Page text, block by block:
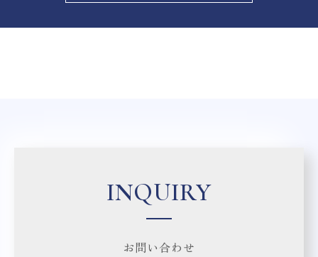
INQUIRY
お問い合わせ